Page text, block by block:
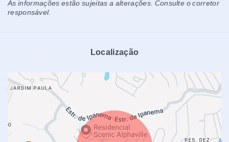
As informações estão sujeitas a alterações. Consulte o corretor
responsável.
Localização